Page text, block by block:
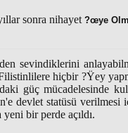
sonra nihayet?œye
sevindiklerini
hiçbir ?Ÿey
güç mücadelesinde
devlet statüsü verilmesi
yeni bir perde açıldı.